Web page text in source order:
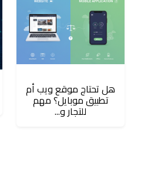
هل تحتاج موقع ويب أم
تطبيق موبايل؟ مهم
للتجار و...